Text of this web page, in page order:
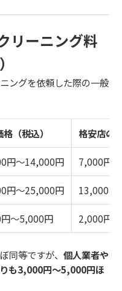
リーニング料
ングを依頼した際の一般
（税込） 格安店の
円〜14,000円 7,000円
円〜25,000円 13,000円
〜5,000円 2,000円
同等ですが、 個人業者や
も3,000円〜5,000円ほ